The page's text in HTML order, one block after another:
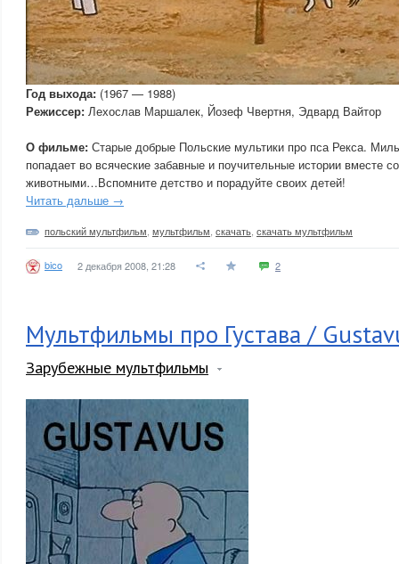
Год выхода: (1967 — 1988)
Режиссер: Лехослав Маршалек, Йозеф Чвертня, Эдвард Вайтор
О фильме: Старые добрые Польские мультики про пса Рекса.
попадает во всяческие забавные и поучительные истории вместе
животными…Вспомните детство и порадуйте своих детей!
Читать дальше →
польский мультфильм мультфильм скачать скачать мультфильм
bico 2 декабря 2008, 21:28 2
Мультфильмы про Густава /
Зарубежные мультфильмы